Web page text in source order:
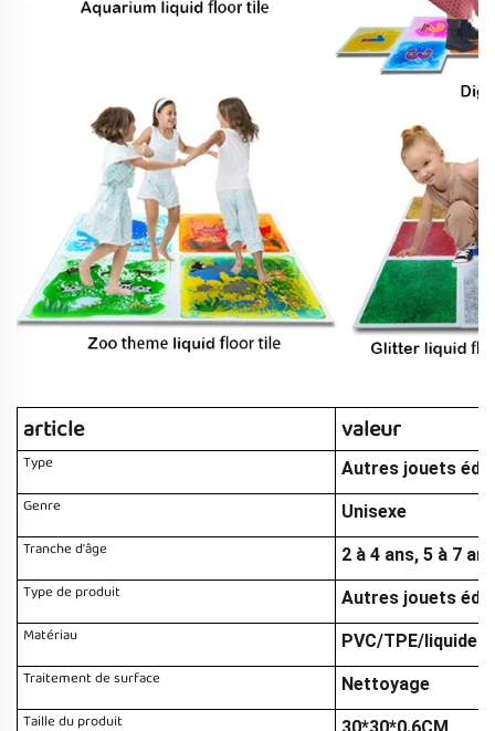
article valeur
Type Autres jouets
Genre Unisexe
Tranche d'âge 2 à 4 ans, 5 à 7
Type de produit Autres jouets
Matériau PVC/TPE/liquide
Traitement de surface Nettoyage
Taille du produit